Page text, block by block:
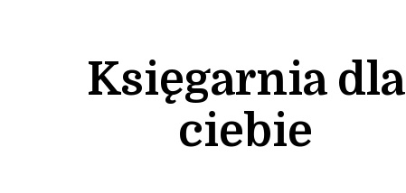
Księgarnia dla
ciebie